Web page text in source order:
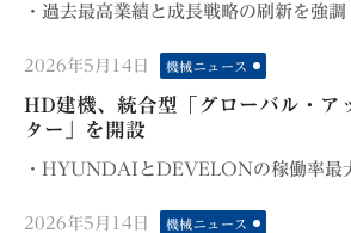
・過去最高業績と成長戦略の刷新を強
Posted
on
2026年5月14日 機械ニュース
HD建機、統合型「グローバル・ア
ター」を開設
・HYUNDAIとDEVELONの稼働率最
Posted
2026年5月14日 機械ニュース